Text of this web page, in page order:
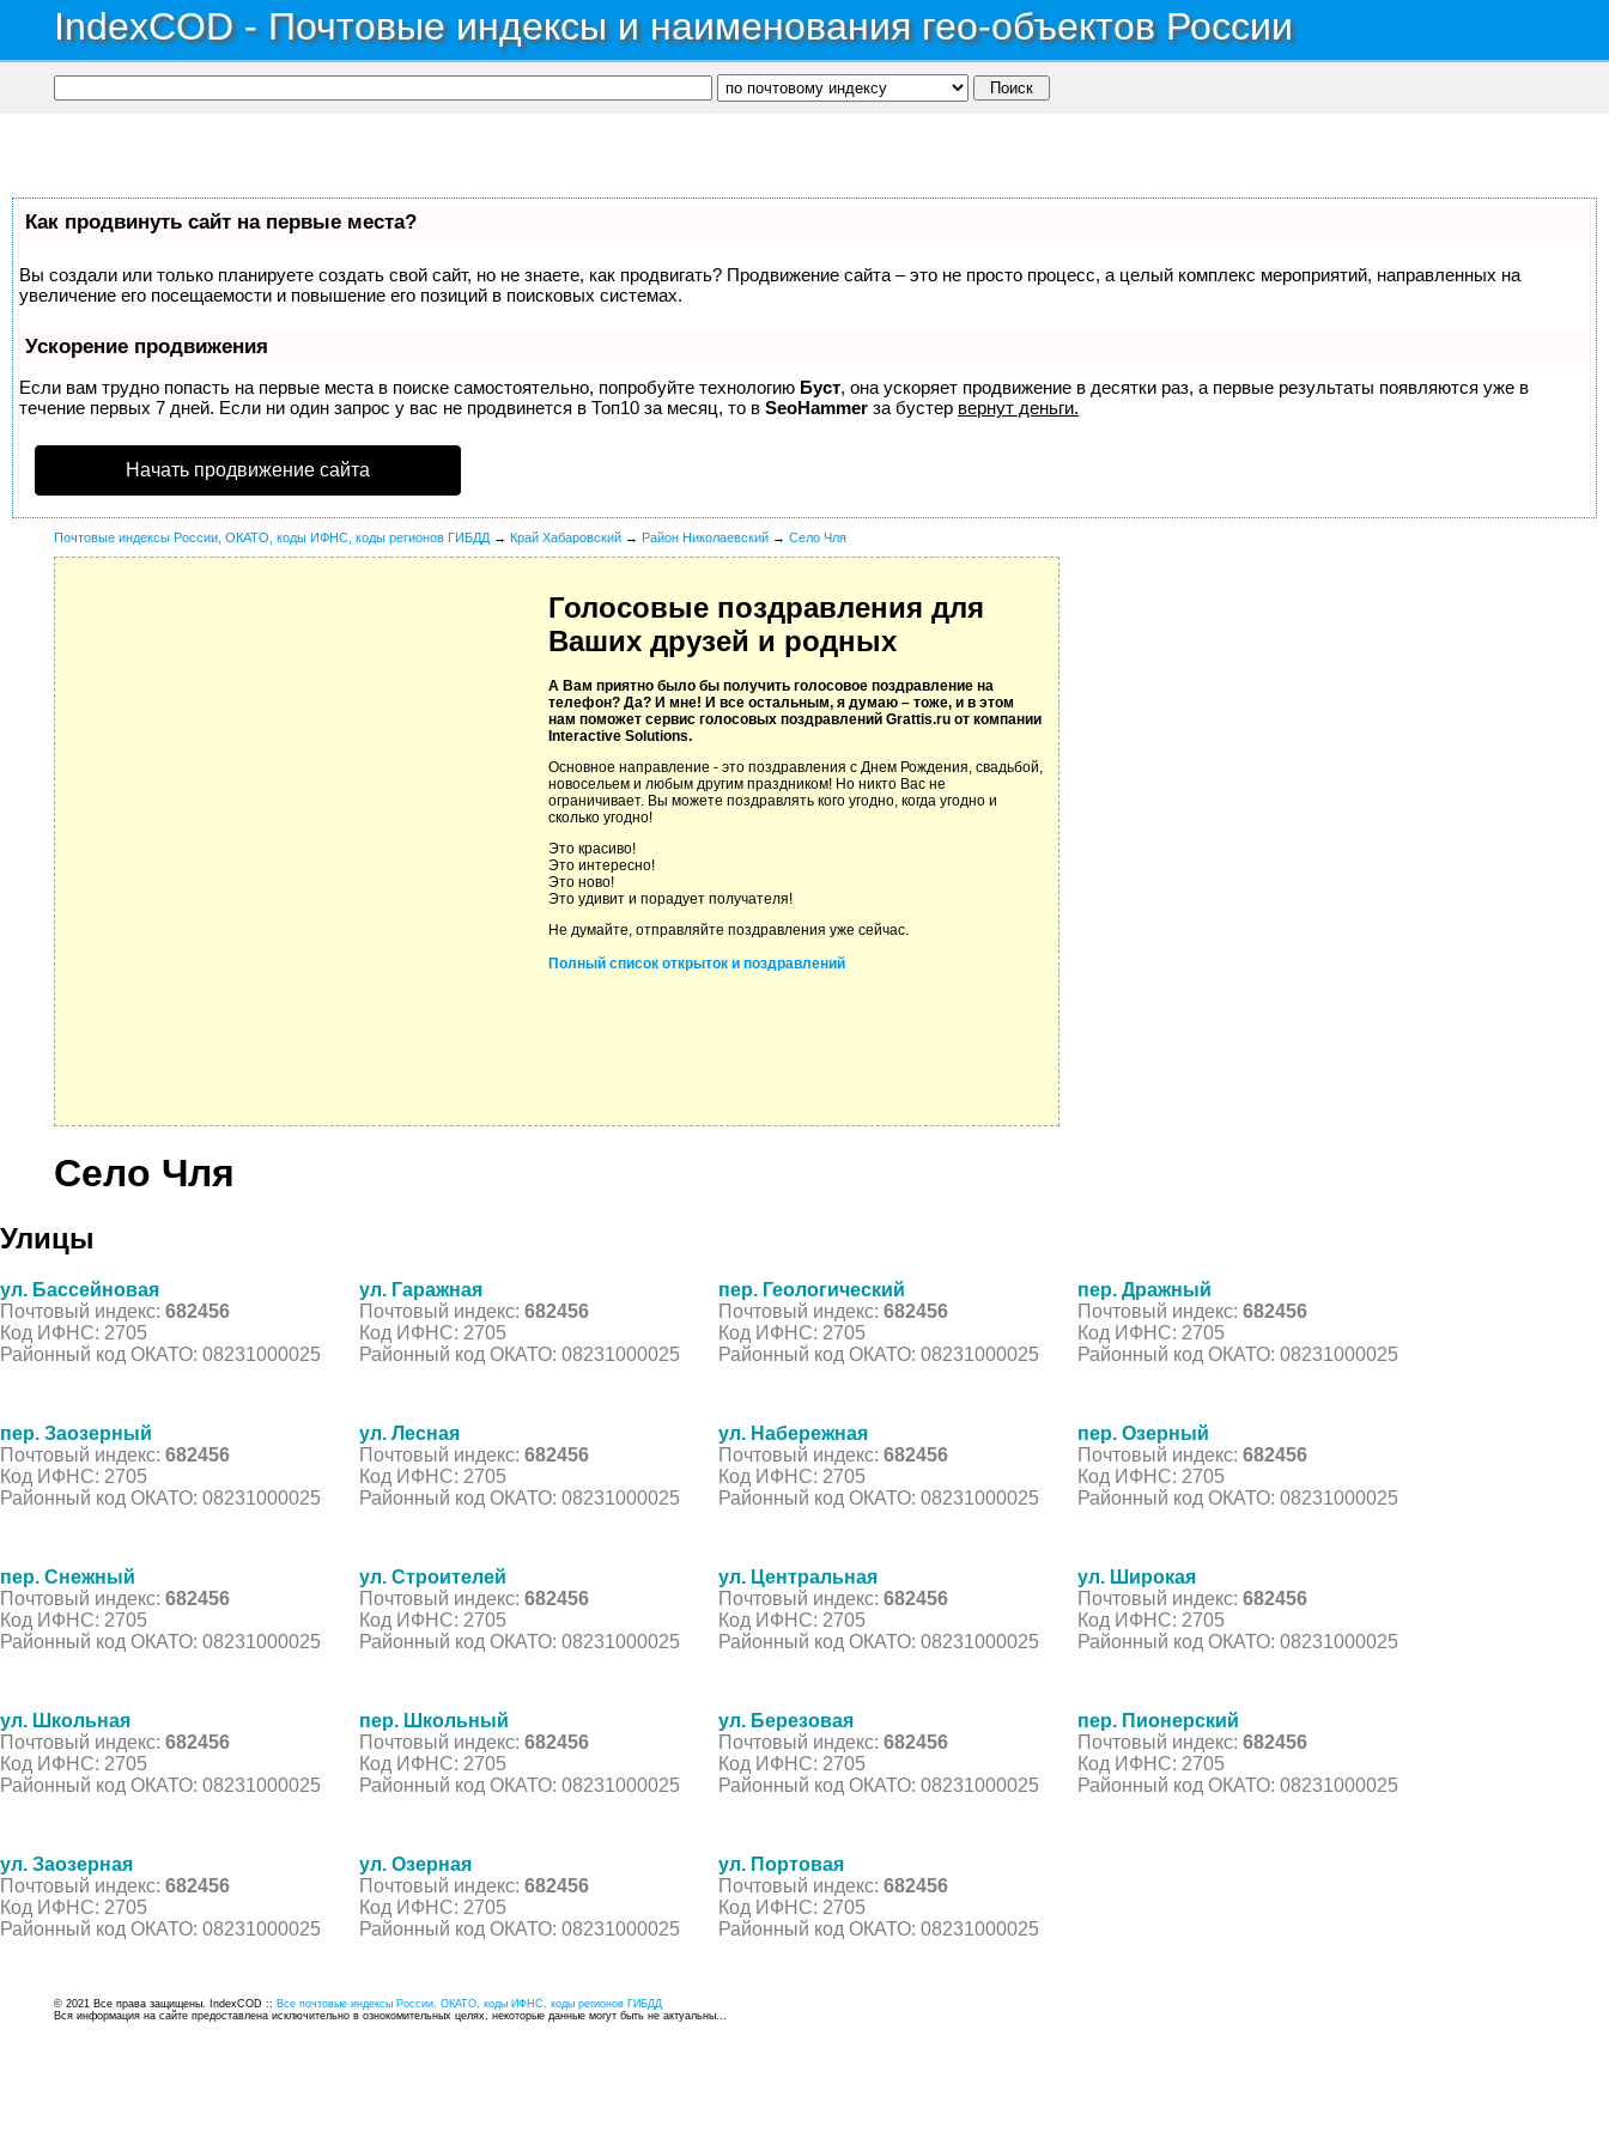
IndexCOD - Почтовые индексы и наименования гео-объектов России
Как продвинуть сайт на первые места?
Вы создали или только планируете создать свой сайт, но не знаете, как продвигать? Продвижение сайта – это не просто процесс, а целый комплекс мероприятий, направленных на
увеличение его посещаемости и повышение его позиций в поисковых системах.
Ускорение продвижения
Если вам трудно попасть на первые места в поиске самостоятельно, попробуйте технологию Буст, она ускоряет продвижение в десятки раз, а первые результаты появляются уже в
течение первых 7 дней. Если ни один запрос у вас не продвинется в Топ10 за месяц, то в SeoHammer за бустер вернут деньги.
Начать продвижение сайта
Почтовые индексы России, ОКАТО, коды ИФНС, коды регионов ГИБДД → Край Хабаровский → Район Николаевский → Село Чля
Голосовые поздравления для
Ваших друзей и родных
А Вам приятно было бы получить голосовое поздравление на
телефон? Да? И мне! И все остальным, я думаю – тоже, и в этом
нам поможет сервис голосовых поздравлений Grattis.ru от компании
Interactive Solutions.
Основное направление - это поздравления с Днем Рождения, свадьбой,
новосельем и любым другим праздником! Но никто Вас не
ограничивает. Вы можете поздравлять кого угодно, когда угодно и
сколько угодно!
Это красиво!
Это интересно!
Это ново!
Это удивит и порадует получателя!
Не думайте, отправляйте поздравления уже сейчас.
Полный список открыток и поздравлений
Село Чля
Улицы
ул. Бассейновая
Почтовый индекс: 682456
Код ИФНС: 2705
Районный код ОКАТО: 08231000025
ул. Гаражная
Почтовый индекс: 682456
Код ИФНС: 2705
Районный код ОКАТО: 08231000025
пер. Геологический
Почтовый индекс: 682456
Код ИФНС: 2705
Районный код ОКАТО: 08231000025
пер. Дражный
Почтовый индекс: 682456
Код ИФНС: 2705
Районный код ОКАТО: 08231000025
пер. Заозерный
Почтовый индекс: 682456
Код ИФНС: 2705
Районный код ОКАТО: 08231000025
ул. Лесная
Почтовый индекс: 682456
Код ИФНС: 2705
Районный код ОКАТО: 08231000025
ул. Набережная
Почтовый индекс: 682456
Код ИФНС: 2705
Районный код ОКАТО: 08231000025
пер. Озерный
Почтовый индекс: 682456
Код ИФНС: 2705
Районный код ОКАТО: 08231000025
пер. Снежный
Почтовый индекс: 682456
Код ИФНС: 2705
Районный код ОКАТО: 08231000025
ул. Строителей
Почтовый индекс: 682456
Код ИФНС: 2705
Районный код ОКАТО: 08231000025
ул. Центральная
Почтовый индекс: 682456
Код ИФНС: 2705
Районный код ОКАТО: 08231000025
ул. Широкая
Почтовый индекс: 682456
Код ИФНС: 2705
Районный код ОКАТО: 08231000025
ул. Школьная
Почтовый индекс: 682456
Код ИФНС: 2705
Районный код ОКАТО: 08231000025
пер. Школьный
Почтовый индекс: 682456
Код ИФНС: 2705
Районный код ОКАТО: 08231000025
ул. Березовая
Почтовый индекс: 682456
Код ИФНС: 2705
Районный код ОКАТО: 08231000025
пер. Пионерский
Почтовый индекс: 682456
Код ИФНС: 2705
Районный код ОКАТО: 08231000025
ул. Заозерная
Почтовый индекс: 682456
Код ИФНС: 2705
Районный код ОКАТО: 08231000025
ул. Озерная
Почтовый индекс: 682456
Код ИФНС: 2705
Районный код ОКАТО: 08231000025
ул. Портовая
Почтовый индекс: 682456
Код ИФНС: 2705
Районный код ОКАТО: 08231000025
© 2021 Все права защищены. IndexCOD :: Все почтовые индексы России, ОКАТО, коды ИФНС, коды регионов ГИБДД
Вся информация на сайте предоставлена исключительно в ознокомительных целях, некоторые данные могут быть не актуальны...